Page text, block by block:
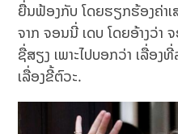
ຍື່ນຟ້ອງກັບ ໂດຍຮຽກຮ້ອງຄ່າເ
ຈາກ ຈອນນີ່ ເດບ ໂດຍອ້າງວ່າ
ຊື່ສຽງ ເພາະໄປບອກວ່າ ເລື່ອງ
ເລື່ອງຂີ້ຕົວະ.